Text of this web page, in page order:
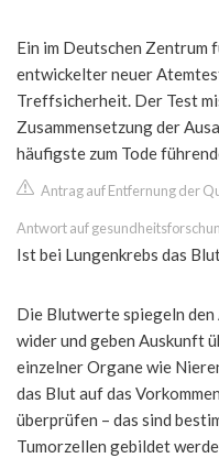
Ein im Deutschen Zentrum
entwickelter neuer
Treffsicherheit. Der Test
Zusammensetzung der
häufigste zum Tode
Antrag auf Entfernung der
Antwort auf
Ist bei Lungenkrebs das
Die Blutwerte spiegeln
wider und geben Auskunft
einzelner Organe wie
das Blut auf das
überprüfen – das sind
Tumorzellen gebildet